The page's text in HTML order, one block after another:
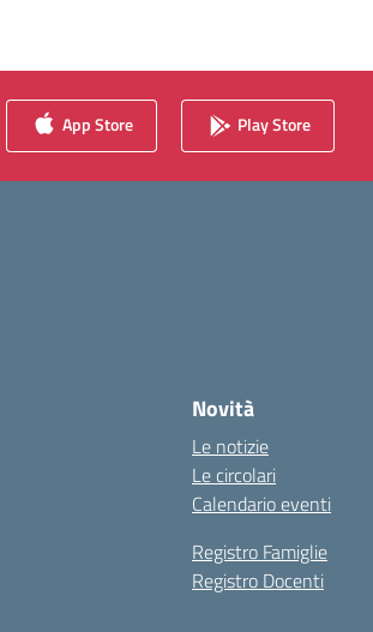
App Store Play Store
Novità
Le notizie
Le circolari
Calendario eventi
Registro Famiglie
Registro Docenti